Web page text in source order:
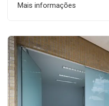
Mais informações